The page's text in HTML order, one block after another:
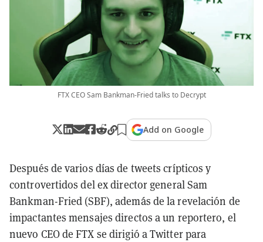
FTX CEO Sam Bankman-Fried talks to Decrypt
Add on Google
Después de varios días de tweets crípticos y
controvertidos del ex director general Sam
Bankman-Fried (SBF), además de la revelación de
impactantes mensajes directos a un reportero, el
nuevo CEO de FTX se dirigió a Twitter para